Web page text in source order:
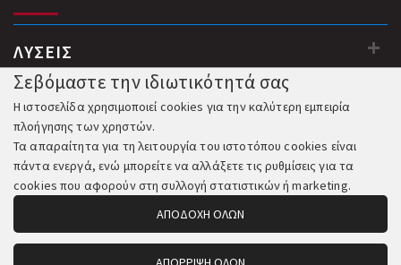
ΛΥΣΕΙΣ
Σεβόμαστε την ιδιωτικότητά σας
Η ιστοσελίδα χρησιμοποιεί cookies για την καλύτερη εμπειρία
πλοήγησης των χρηστών.
Τα απαραίτητα για τη λειτουργία του ιστοτόπου cookies είναι
πάντα ενεργά, ενώ μπορείτε να αλλάξετε τις ρυθμίσεις για τα
cookies που αφορούν στη συλλογή στατιστικών ή marketing.
ΑΠΟΔΟΧΗ ΟΛΩΝ